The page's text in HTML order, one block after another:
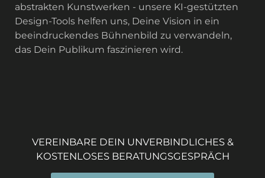
abstrakten Kunstwerken - unsere KI-gestützten
Design-Tools helfen uns, Deine Vision in ein
beeindruckendes Bühnenbild zu verwandeln,
das Dein Publikum faszinieren wird.
VEREINBARE DEIN UNVERBINDLICHES &
KOSTENLOSES BERATUNGSGESPRÄCH